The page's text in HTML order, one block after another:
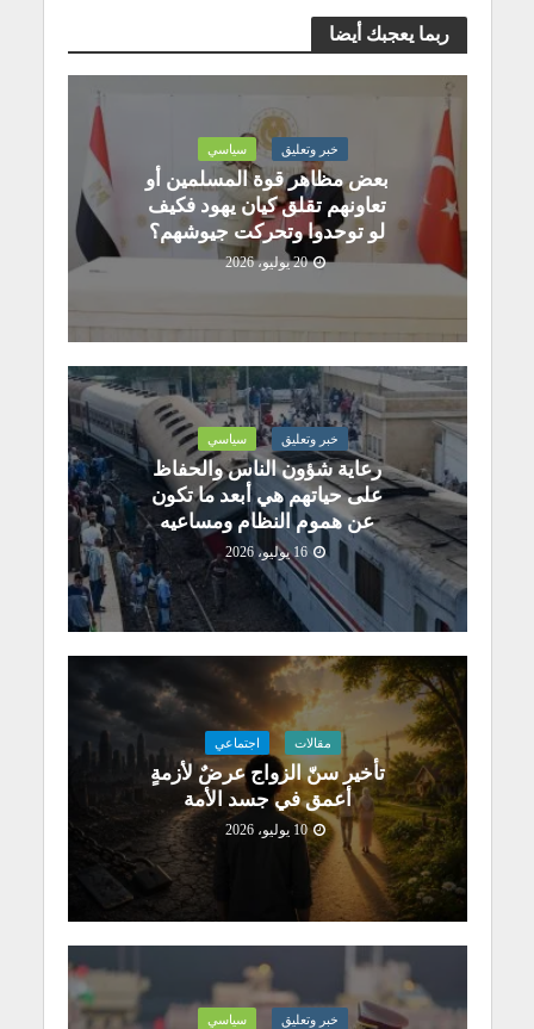
ربما يعجبك أيضا
خبر وتعليق سياسي
بعض مظاهر قوة المسلمين أو
تعاونهم تقلق كيان يهود فكيف
لو توحدوا وتحركت جيوشهم؟
20 يوليو، 2026
خبر وتعليق سياسي
رعاية شؤون الناس والحفاظ
على حياتهم هي أبعد ما تكون
عن هموم النظام ومساعيه
16 يوليو، 2026
مقالات اجتماعي
تأخير سنّ الزواج عرضٌ لأزمةٍ
أعمق في جسد الأمة
10 يوليو، 2026
خبر وتعليق سياسي